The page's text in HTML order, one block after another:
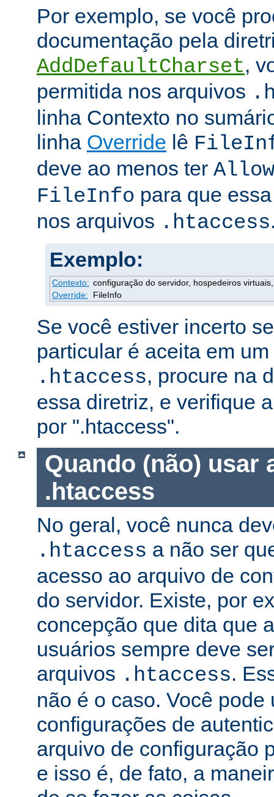
Por exemplo, se você
documentação pela
AddDefaultCharset,
permitida nos arquivos
linha Contexto no
linha Override lê
deve ao menos ter
FileInfo para que
nos arquivos .htaccess
Exemplo:
Contexto: configuração do servidor, hospedeiros
Override:
FileInfo
Se você estiver incerto
particular é aceita em
.htaccess, procure na
essa diretriz, e verifique
por ".htaccess".
Quando (não) usar
.htaccess
No geral, você nunca
.htaccess a não ser
acesso ao arquivo de
do servidor. Existe, por
concepção que dita que
usuários sempre deve
arquivos .htaccess.
não é o caso. Você pode
configurações de
arquivo de configuração
e isso é, de fato, a